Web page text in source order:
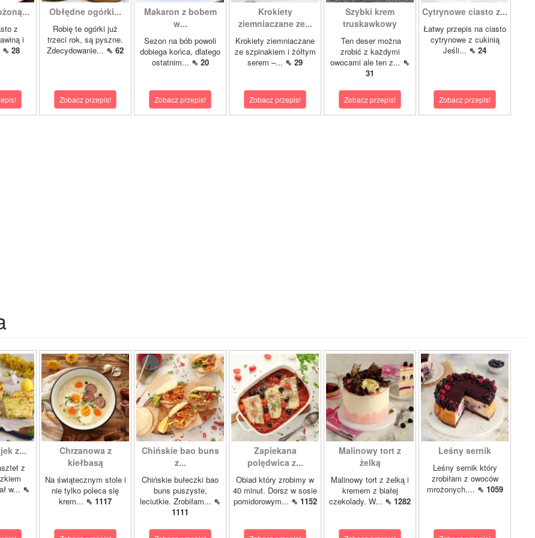
z
i
⇖ 28
Obłędne ogórki...
Robię te ogórki już
trzeci rok, są pyszne.
Zdecydowanie... ⇖ 62
Zobacz przepis!
Makaron z bobem
w...
Sezon na bób powoli
dobiega końca, dlatego
ostatnim... ⇖ 20
Zobacz przepis!
Krokiety
ziemniaczane ze...
Krokiety ziemniaczane
ze szpinakiem i żółtym
serem –... ⇖ 29
Zobacz przepis!
Szybki krem
truskawkowy
Ten deser można
zrobić z każdymi
owocami ale ten z... ⇖
31
Zobacz przepis!
Cytrynowe ciasto z...
Łatwy przepis na ciasto
cytrynowe z cukinią
Jeśli... ⇖ 24
Zobacz przepis!
z...
z
w... ⇖
Chrzanowa z
kiełbasą
Na świątecznym stole i
nie tylko poleca się
krem... ⇖ 1117
Chińskie bao buns
z...
Chińskie bułeczki bao
buns puszyste,
leciutkie. Zrobiłam... ⇖
1111
Zapiekana
polędwica z...
Obiad który zrobimy w
40 minut. Dorsz w sosie
pomidorowym... ⇖ 1152
Malinowy tort z
żelką
Malinowy tort z żelką i
kremem z białej
czekolady. W... ⇖ 1282
Leśny sernik
Leśny sernik który
zrobiłam z owoców
mrożonych.... ⇖ 1059